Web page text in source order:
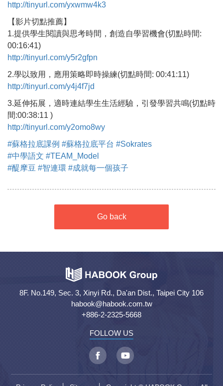
http://tinyurl.com/yxwmw4k3
【影片切點推薦】
1.提供學生閱讀與思考時間，創造自學習機會(切點時間:
00:16:41)
http://tinyurl.com/y5r2gfpn
2.學以致用，應用策略即時操練(切點時間: 00:41:11)
http://tinyurl.com/y4j4f7jd
3.延伸拓展，適時連結學生生活經驗，引發學習共鳴(切點時
間:00:38:11 )
http://tinyurl.com/y2omo8wy
#蘇格拉底課例 #蘇格拉底平台 #Sokrates
#中學語文 #TEAM_Model
#醍摩豆 #智連環 #成就每一個孩子
Go back
8F. No.149, Sec. 3, Xinyi Rd., Da'an Dist., Taipei City 106
habook@habook.com.tw
+886-2-2325-5668
FOLLOW US